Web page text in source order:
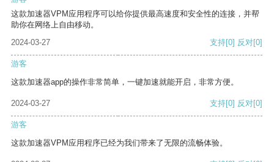
这款加速器VPM应用程序可以给你提供最高速度和安全性的连接，并帮
助你在网络上自由移动。
2024-03-27
支持[0] 反对[0]
游客
这款加速器app的操作非常简单，一键加速就能开启，非常方便。
2024-03-27 支持[0] 反对[0]
游客
这款加速器VPM应用程序已经为我们带来了无限的流畅体验。